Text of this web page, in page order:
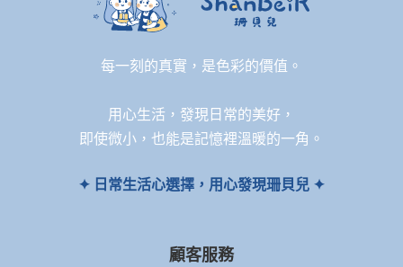
每一刻的真實，是色彩的價值。
用心生活，發現日常的美好，
即使微小，也能是記憶裡溫暖的一角。
✦ 日常生活心選擇，用心發現珊貝兒 ✦
顧客服務